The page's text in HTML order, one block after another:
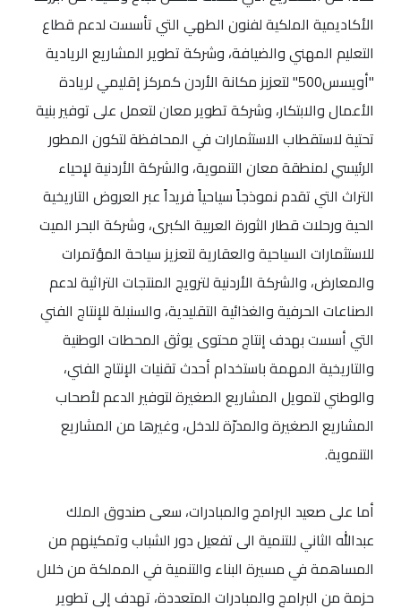
الأكاديمية الملكية لفنون الطهي التي تأسست لدعم قطاع
التعليم المهني والضيافة، وشركة تطوير المشاريع الريادية
"أويسس500" لتعزبز مكانة الأردن كمركز إقليمي لريادة
الأعمال والابتكار، وشركة تطوير معان لتعمل على توفير بنية
تحتية لاستقطاب الاستثمارات في المحافظة لتكون المطور
الرئيسي لمنطقة معان التنموية، والشركة الأردنية لإحياء
التراث التي تقدم نموذجاً سياحياً فريداً عبر العروض التاريخية
الحية ورحلات قطار الثورة العربية الكبرى، وشركة البحر الميت
للاستثمارات السياحية والعقارية لتعزيز سياحة المؤتمرات
والمعارض، والشركة الأردنية لترويج المنتجات التراثية لدعم
الصناعات الحرفية والغذائية التقليدية، والسنبلة للإنتاج الفني
التي أسست بهدف إنتاج محتوى يوثق المحطات الوطنية
والتاريخية المهمة باستخدام أحدث تقنيات الإنتاج الفني،
والوطني لتمويل المشاريع الصغيرة لتوفير الدعم لأصحاب
المشاريع الصغيرة والمدرّة للدخل، وغيرها من المشاريع
التنموية.
أما على صعيد البرامج والمبادرات، سعى صندوق الملك
عبدالله الثاني للتنمية الى تفعيل دور الشباب وتمكينهم من
المساهمة في مسيرة البناء والتنمية في المملكة من خلال
حزمة من البرامج والمبادرات المتعددة، تهدف إلى تطوير